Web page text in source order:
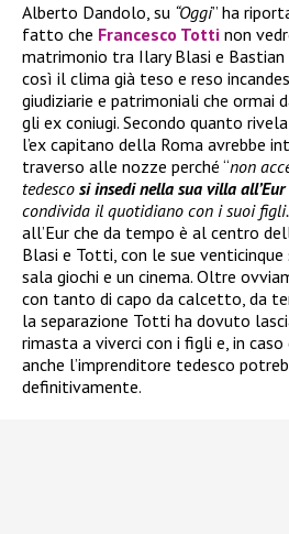
Alberto Dandolo, su “Oggi” ha
fatto che Francesco Totti non
matrimonio tra Ilary Blasi e
così il clima già teso e reso
giudiziarie e patrimoniali che ormai
gli ex coniugi. Secondo quanto
l’ex capitano della Roma avrebbe
traverso alle nozze perché “non
tedesco si insedi nella sua villa all’Eur
condivida il quotidiano con i suoi
all’Eur che da tempo è al centro
Blasi e Totti, con le sue venticinque
sala giochi e un cinema. Oltre
con tanto di capo da calcetto, da
la separazione Totti ha dovuto
rimasta a viverci con i figli e, in
anche l’imprenditore tedesco
definitivamente.